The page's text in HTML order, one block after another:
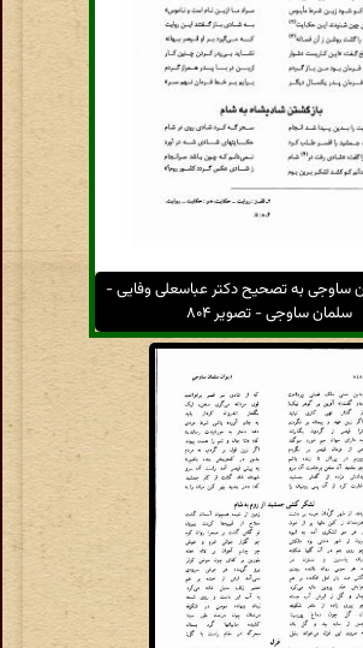
ساوجی به تصحیح دکتر عباسعلی وفایی -
سلمان ساوجی - تصویر ۸۰۴